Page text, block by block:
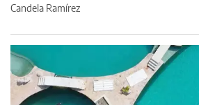
Candela Ramírez